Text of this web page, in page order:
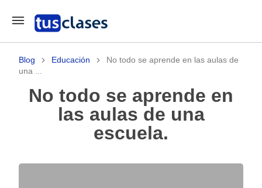
Blog Educación
No todo se aprende en las aulas de
una ...
No todo se aprende en
las aulas de una
escuela.